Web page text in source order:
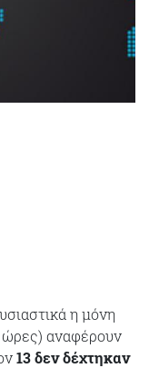
η μόνη
ώρες) αναφέρουν
13 δεν δέχτηκαν